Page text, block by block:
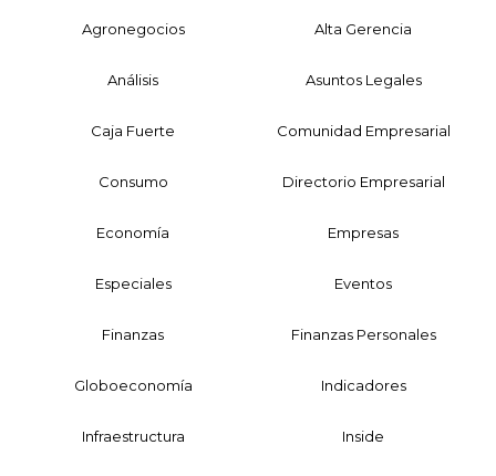
Agronegocios Alta Gerencia
Análisis Asuntos Legales
Caja Fuerte Comunidad Empresarial
Consumo Directorio Empresarial
Economía Empresas
Especiales Eventos
Finanzas Finanzas Personales
Globoeconomía Indicadores
Infraestructura Inside